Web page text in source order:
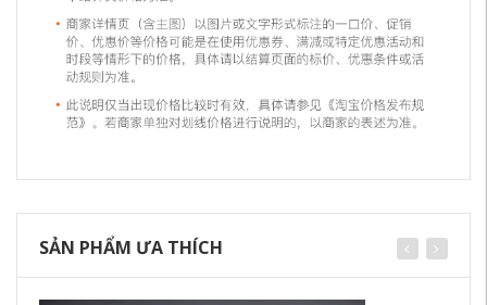
SẢN PHẨM ƯA THÍCH